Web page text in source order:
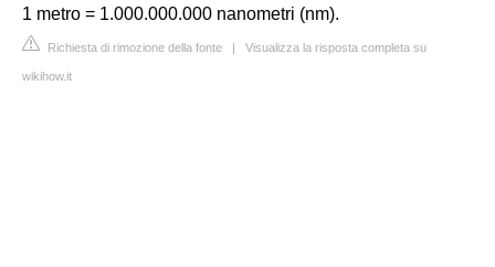
1 metro = 1.000.000.000 nanometri (nm).
Richiesta di rimozione della fonte | Visualizza la risposta completa su
wikihow.it